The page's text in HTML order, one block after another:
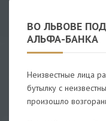
ВО ЛЬВОВЕ
АЛЬФА-БАНКА
Неизвестные лица
бутылку с
произошло